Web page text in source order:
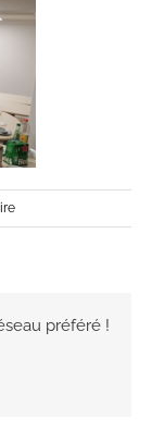
préféré !